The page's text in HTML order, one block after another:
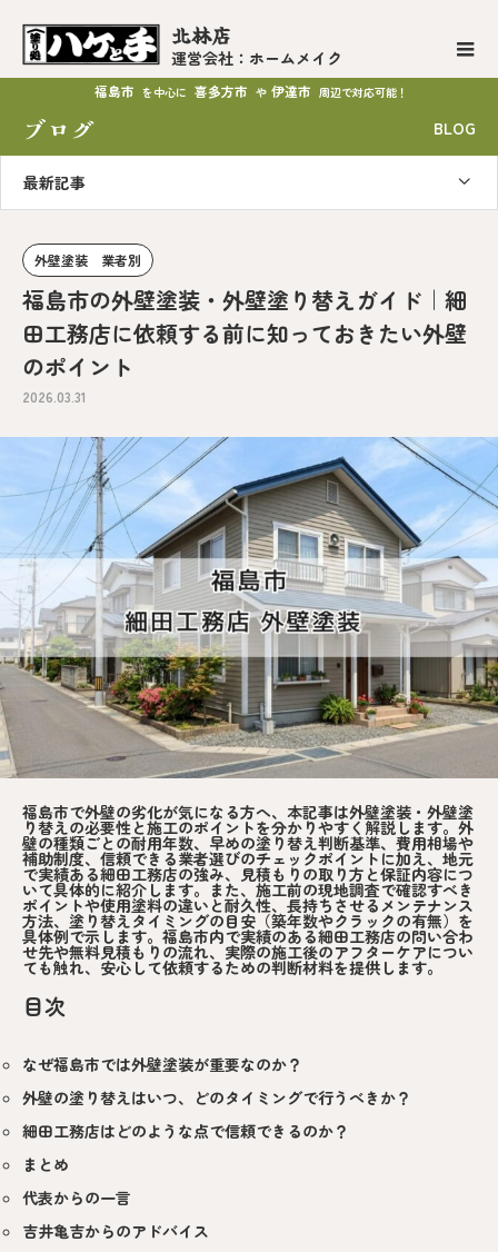
北林店
運営会社：ホームメイク
福島市 を中心に 喜多方市 や 伊達市 周辺で対応可能！
ブログ BLOG
最新記事
外壁塗装 業者別
福島市の外壁塗装・外壁塗り替えガイド｜細
田工務店に依頼する前に知っておきたい外壁
のポイント
2026.03.31
福島市で外壁の劣化が気になる方へ、本記事は外壁塗装・外壁塗
り替えの必要性と施工のポイントを分かりやすく解説します。外
壁の種類ごとの耐用年数、早めの塗り替え判断基準、費用相場や
補助制度、信頼できる業者選びのチェックポイントに加え、地元
で実績ある細田工務店の強み、見積もりの取り方と保証内容につ
いて具体的に紹介します。また、施工前の現地調査で確認すべき
ポイントや使用塗料の違いと耐久性、長持ちさせるメンテナンス
方法、塗り替えタイミングの目安（築年数やクラックの有無）を
具体例で示します。福島市内で実績のある細田工務店の問い合わ
せ先や無料見積もりの流れ、実際の施工後のアフターケアについ
ても触れ、安心して依頼するための判断材料を提供します。
目次
なぜ福島市では外壁塗装が重要なのか？
外壁の塗り替えはいつ、どのタイミングで行うべきか？
細田工務店はどのような点で信頼できるのか？
まとめ
代表からの一言
吉井亀吉からのアドバイス